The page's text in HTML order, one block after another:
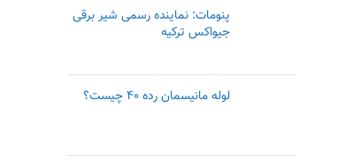
پنومات: نماینده رسمی‌ شیر برقی
جیواکس ترکیه
لوله مانیسمان رده ۴۰ چیست؟